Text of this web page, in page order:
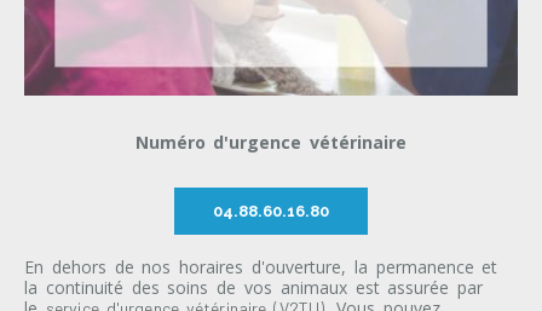
Numéro d'urgence vétérinaire
04.88.60.16.80
En dehors de nos horaires d'ouverture, la permanence et
la continuité des soins de vos animaux est assurée par